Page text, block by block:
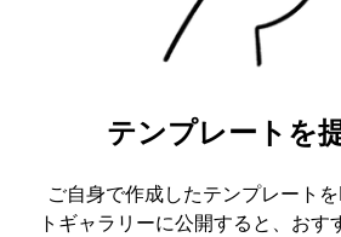
テンプレートを
ご自身で作成したテンプレート
トギャラリーに公開すると、おす